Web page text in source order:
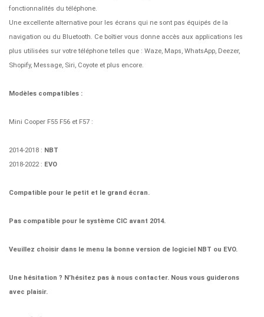
fonctionnalités du téléphone.
Une excellente alternative pour les écrans qui ne sont pas équipés de la
navigation ou du Bluetooth. Ce boîtier vous donne accès aux applications les
plus utilisées sur votre téléphone telles que : Waze, Maps, WhatsApp, Deezer,
Shopify, Message, Siri, Coyote et plus encore.
Modèles compatibles :
Mini Cooper F55 F56 et F57 :
2014-2018 : NBT
2018-2022 : EVO
Compatible pour le petit et le grand écran.
Pas compatible pour le système CIC avant 2014.
Veuillez choisir dans le menu la bonne version de logiciel NBT ou EVO.
Une hésitation ? N’hésitez pas à nous contacter. Nous vous guiderons
avec plaisir.